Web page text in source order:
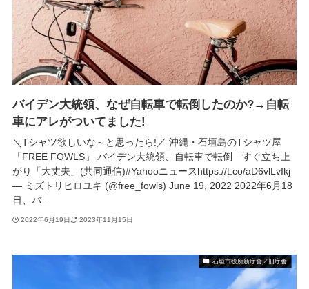
バイデン大統領、なぜ自転車で転倒したのか?→自転
車にアレがついてました!
＼Tシャツ欲しいな～と思ったら!／ 沖縄・石垣島のTシャツ屋
「FREE FOWLS」 バイデン大統領、自転車で転倒 すぐ立ち上
がり「大丈夫」(共同通信)#Yahooニュースhttps://t.co/aD6vlLvIkj
— ミズトリヒロユキ (@free_fowls) June 19, 2022 2022年6月18
日、バ...
2022年6月19日 2023年11月15日
石垣市役所新庁舎／旧庁舎